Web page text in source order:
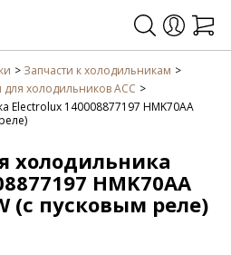
Запчасти к холодильникам
холодильников ACC
Electrolux 140008877197 HMK70AA
холодильника
HMK70AA
(с пусковым реле)